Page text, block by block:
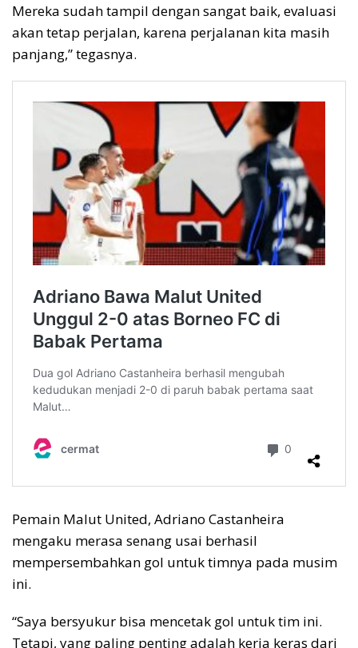
Mereka sudah tampil dengan sangat baik, evaluasi
akan tetap perjalan, karena perjalanan kita masih
panjang,” tegasnya.
Pemain Malut United, Adriano Castanheira
mengaku merasa senang usai berhasil
mempersembahkan gol untuk timnya pada musim
ini.
“Saya bersyukur bisa mencetak gol untuk tim ini.
Tetapi, yang paling penting adalah kerja keras dari